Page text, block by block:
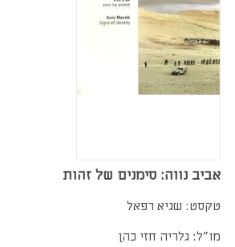
אביב נווה: סימנים של זהות
טקסט: שגיא רפאל
מו"ל: גלריה חזי כהן